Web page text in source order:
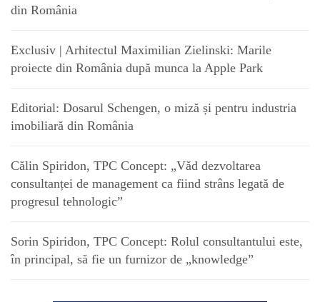
din România
Exclusiv | Arhitectul Maximilian Zielinski: Marile
proiecte din România după munca la Apple Park
Editorial: Dosarul Schengen, o miză și pentru industria
imobiliară din România
Călin Spiridon, TPC Concept: „Văd dezvoltarea
consultanței de management ca fiind strâns legată de
progresul tehnologic”
Sorin Spiridon, TPC Concept: Rolul consultantului este,
în principal, să fie un furnizor de „knowledge”